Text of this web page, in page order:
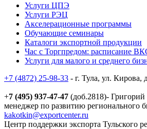
Услуги ЦПЭ
Услуги РЭЦ
Акселерационные программы
Обучающие семинары
Каталоги экспортной продукции
Час с Торгпредом: расписание
Услуги для малого и среднего
+7 (4872) 25-98-33 - г. Тула, ул. Кирова,
+7 (495) 937-47-47 (доб.2818)-
менеджер по развитию регионального
kakotkin@exportcenter.ru
Центр поддержки экспорта Тульского